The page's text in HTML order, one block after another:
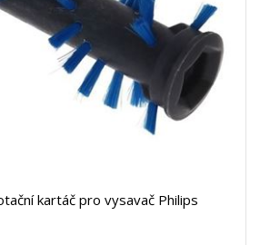
kartáč pro vysavač Philips